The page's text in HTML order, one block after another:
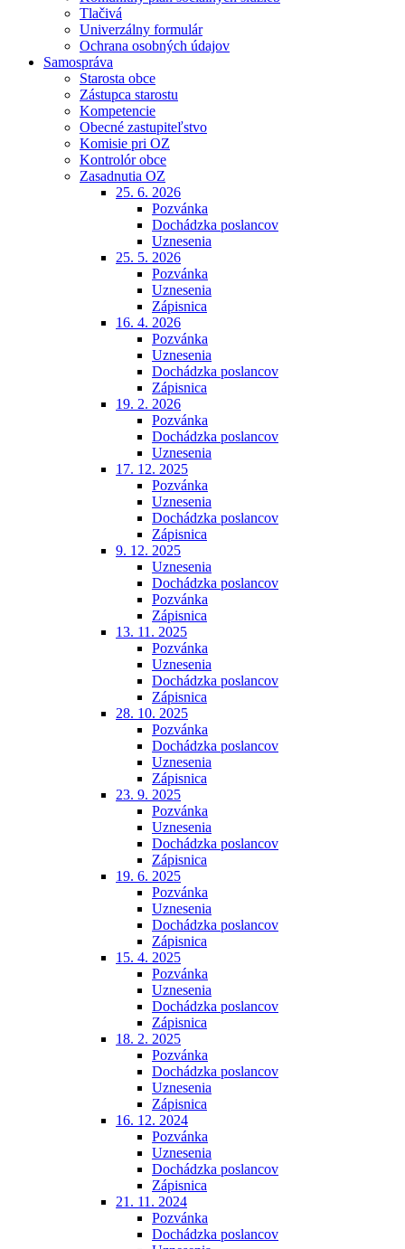
Tlačivá
Univerzálny formulár
Ochrana osobných údajov
Samospráva
Starosta obce
Zástupca starostu
Kompetencie
Obecné zastupiteľstvo
Komisie pri OZ
Kontrolór obce
Zasadnutia OZ
25. 6. 2026
Pozvánka
Dochádzka poslancov
Uznesenia
25. 5. 2026
Pozvánka
Uznesenia
Zápisnica
16. 4. 2026
Pozvánka
Uznesenia
Dochádzka poslancov
Zápisnica
19. 2. 2026
Pozvánka
Dochádzka poslancov
Uznesenia
17. 12. 2025
Pozvánka
Uznesenia
Dochádzka poslancov
Zápisnica
9. 12. 2025
Uznesenia
Dochádzka poslancov
Pozvánka
Zápisnica
13. 11. 2025
Pozvánka
Uznesenia
Dochádzka poslancov
Zápisnica
28. 10. 2025
Pozvánka
Dochádzka poslancov
Uznesenia
Zápisnica
23. 9. 2025
Pozvánka
Uznesenia
Dochádzka poslancov
Zápisnica
19. 6. 2025
Pozvánka
Uznesenia
Dochádzka poslancov
Zápisnica
15. 4. 2025
Pozvánka
Uznesenia
Dochádzka poslancov
Zápisnica
18. 2. 2025
Pozvánka
Dochádzka poslancov
Uznesenia
Zápisnica
16. 12. 2024
Pozvánka
Uznesenia
Dochádzka poslancov
Zápisnica
21. 11. 2024
Pozvánka
Dochádzka poslancov